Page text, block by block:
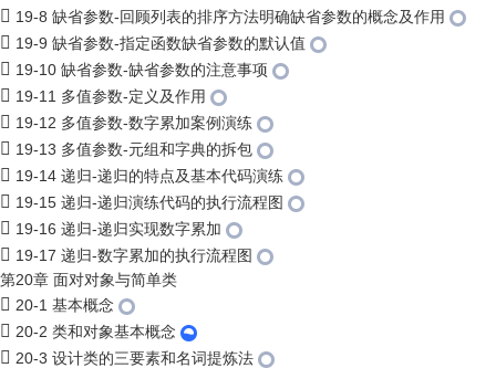
19-8 缺省参数-回顾列表的排序方法明确缺省参数的概念及作用
19-9 缺省参数-指定函数缺省参数的默认值
19-10 缺省参数-缺省参数的注意事项
19-11 多值参数-定义及作用
19-12 多值参数-数字累加案例演练
19-13 多值参数-元组和字典的拆包
19-14 递归-递归的特点及基本代码演练
19-15 递归-递归演练代码的执行流程图
19-16 递归-递归实现数字累加
19-17 递归-数字累加的执行流程图
第20章 面对对象与简单类
20-1 基本概念
20-2 类和对象基本概念
20-3 设计类的三要素和名词提炼法